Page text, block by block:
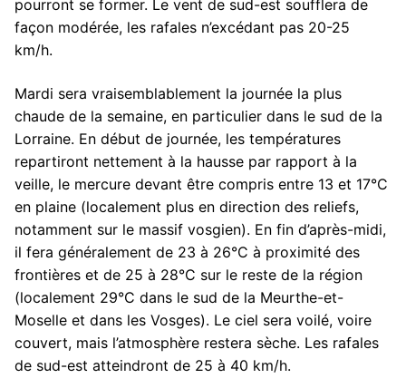
pourront se former. Le vent de sud-est soufflera de
façon modérée, les rafales n’excédant pas 20-25
km/h.
Mardi sera vraisemblablement la journée la plus
chaude de la semaine, en particulier dans le sud de la
Lorraine. En début de journée, les températures
repartiront nettement à la hausse par rapport à la
veille, le mercure devant être compris entre 13 et 17°C
en plaine (localement plus en direction des reliefs,
notamment sur le massif vosgien). En fin d’après-midi,
il fera généralement de 23 à 26°C à proximité des
frontières et de 25 à 28°C sur le reste de la région
(localement 29°C dans le sud de la Meurthe-et-
Moselle et dans les Vosges). Le ciel sera voilé, voire
couvert, mais l’atmosphère restera sèche. Les rafales
de sud-est atteindront de 25 à 40 km/h.